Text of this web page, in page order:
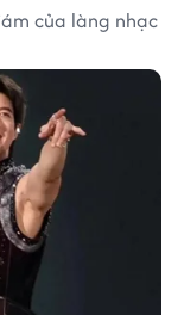
của làng nhạc